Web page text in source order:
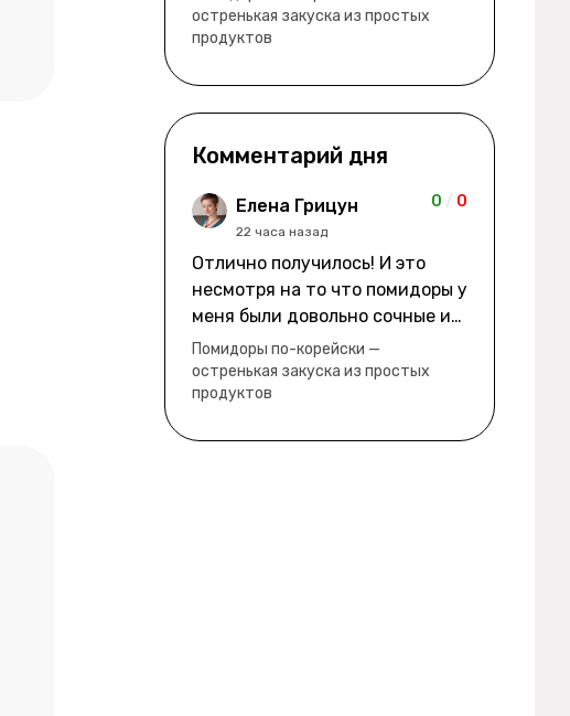
полно острой салатной жижи ))
остренькая закуска из простых
продуктов
Комментарий дня
Елена Грицун
22 часа назад
0 / 0
Отлично получилось! И это
несмотря на то что помидоры у
меня были довольно сочные и
водянистые. Ну, зато теперь
полно острой салатной жижи ))
Помидоры по-корейски —
остренькая закуска из простых
продуктов